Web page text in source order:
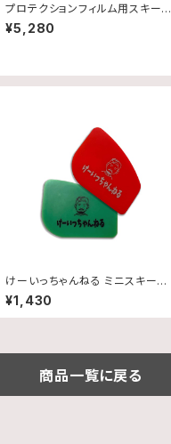
プロテクションフィルム用スキージ
ーセット
¥5,280
けーいっちゃんねる ミニスキージ
ー
¥1,430
商品一覧に戻る